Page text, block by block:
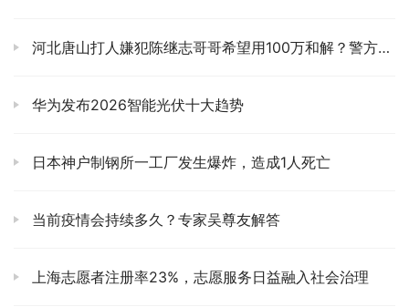
河北唐山打人嫌犯陈继志哥哥希望用100万和解？警方辟谣：他是独生子
华为发布2026智能光伏十大趋势
日本神户制钢所一工厂发生爆炸，造成1人死亡
当前疫情会持续多久？专家吴尊友解答
上海志愿者注册率23%，志愿服务日益融入社会治理